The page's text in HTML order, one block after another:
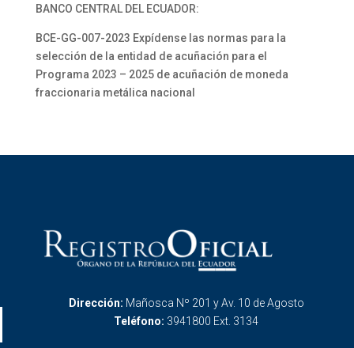
BANCO CENTRAL DEL ECUADOR:
BCE-GG-007-2023 Expídense las normas para la
selección de la entidad de acuñación para el
Programa 2023 – 2025 de acuñación de moneda
fraccionaria metálica nacional
Dirección: Mañosca Nº 201 y Av. 10 de Agosto
Teléfono: 3941800 Ext. 3134